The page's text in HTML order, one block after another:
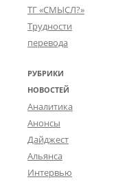
ТГ «СМЫСЛ?»
Трудности
перевода
РУБРИКИ
НОВОСТЕЙ
Аналитика
Анонсы
Дайджест
Альянса
Интервью